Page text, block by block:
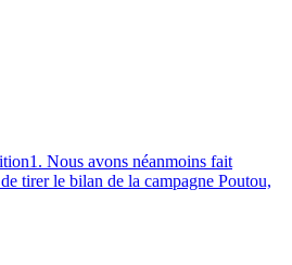
Nous avons néanmoins fait
tirer le bilan de la campagne Poutou,